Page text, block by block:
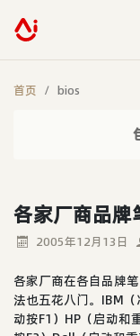
首页 bios
各家厂商品牌
2005年12月13日
各家厂商在各自品牌
法也五花八门。IBM
动按F1）HP（启动和